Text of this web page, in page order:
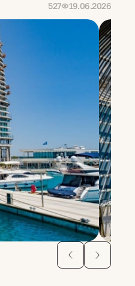
527 19.06.2026